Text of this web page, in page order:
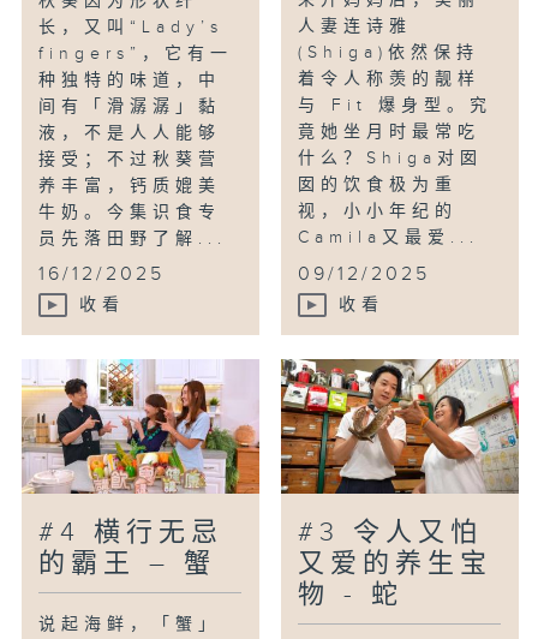
长，又叫“Lady’s
fingers”，它有一
种独特的味道，中
间有「滑潺潺」黏
液，不是人人能够
接受；不过秋葵营
养丰富，钙质媲美
牛奶。今集识食专
员先落田野了解...
16/12/2025
收看
人妻连诗雅
(Shiga)依然保持
着令人称羡的靓样
与 Fit 爆身型。究
竟她坐月时最常吃
什么？Shiga对囡
囡的饮食极为重
视，小小年纪的
Camila又最爱...
09/12/2025
收看
#4 横行无忌
的霸王 – 蟹
说起海鲜，「蟹」
#3 令人又怕
又爱的养生宝
物 - 蛇